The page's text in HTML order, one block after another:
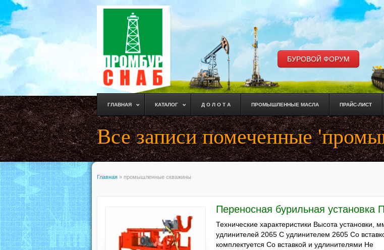
БУРОВОЙ ФОРУМ
ГЛАВНАЯ КАТАЛОГ Д О Л О Т А ПРОМЫШЛЕННЫЕ МАСЛА ПРАЙС-ЛИСТ
Все записи помеченные
Главная » промышленные скважины
Переносная бурильная установка
Технические характеристики Высота установки,
удлинителей 2065 С удлинителем 2605 Со
комплектуется Со вставкой и удлинителями Не